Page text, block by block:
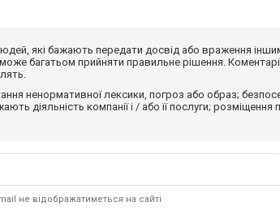
які бажають передати досвід або враження
багатьом прийняти правильне рішення.
ненормативної лексики, погроз або образ;
діяльність компанії і / або її послуги;
не відображатиметься на сайті